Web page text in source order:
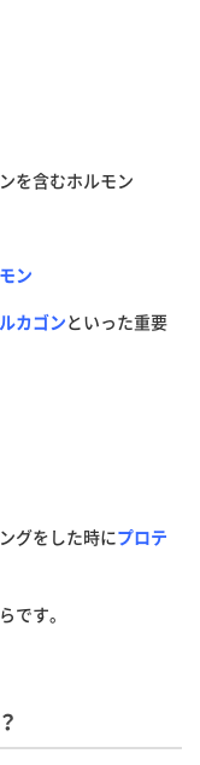
を含むホルモン
ン
カゴンといった重要
グをした時にプロテ
です。